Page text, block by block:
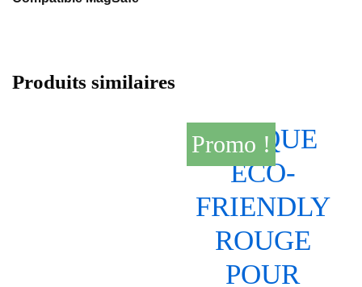
Produits similaires
Promo !